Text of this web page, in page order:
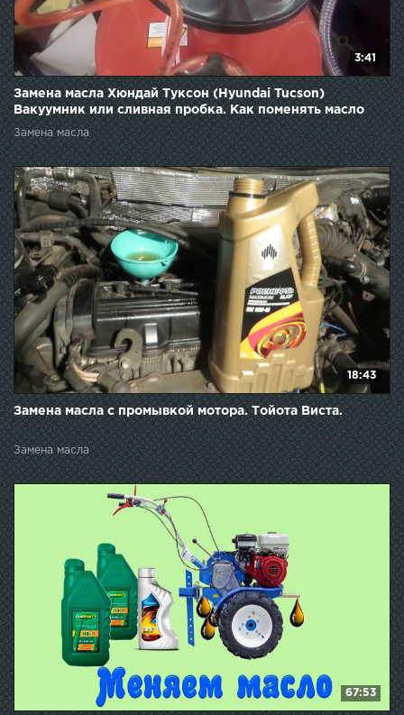
3:41
Замена масла Хюндай Туксон (Hyundai Tucson)
Вакуумник или сливная пробка. Как поменять масло
Замена масла
18:43
Замена масла с промывкой мотора. Тойота Виста.
Замена масла
67:53